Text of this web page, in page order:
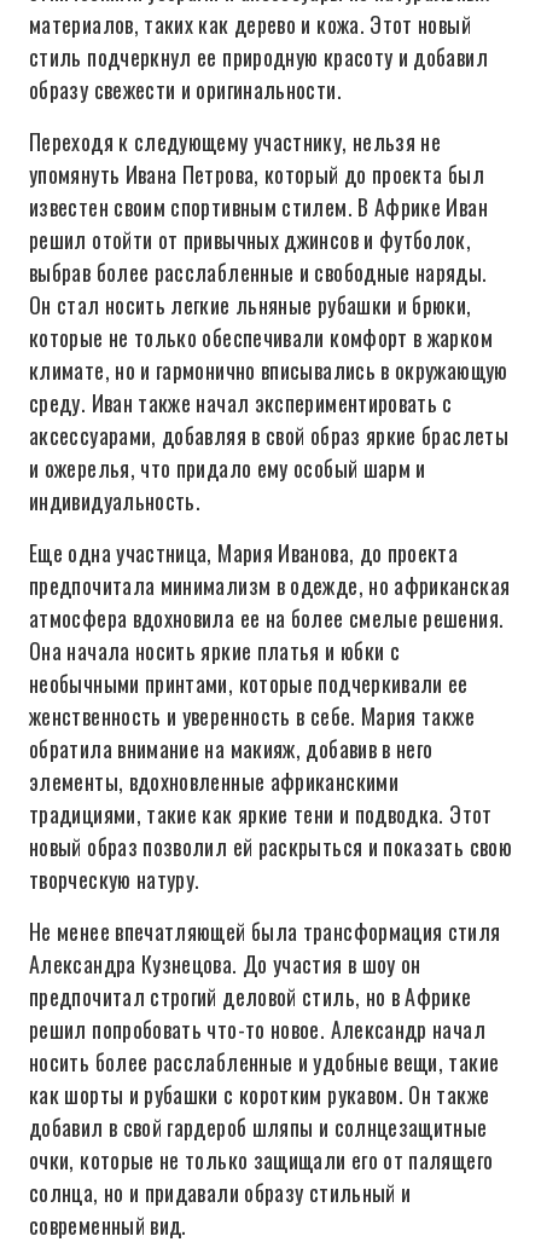
материалов, таких как дерево и кожа. Этот новый
стиль подчеркнул ее природную красоту и добавил
образу свежести и оригинальности.
Переходя к следующему участнику, нельзя не
упомянуть Ивана Петрова, который до проекта был
известен своим спортивным стилем. В Африке Иван
решил отойти от привычных джинсов и футболок,
выбрав более расслабленные и свободные наряды.
Он стал носить легкие льняные рубашки и брюки,
которые не только обеспечивали комфорт в жарком
климате, но и гармонично вписывались в окружающую
среду. Иван также начал экспериментировать с
аксессуарами, добавляя в свой образ яркие браслеты
и ожерелья, что придало ему особый шарм и
индивидуальность.
Еще одна участница, Мария Иванова, до проекта
предпочитала минимализм в одежде, но африканская
атмосфера вдохновила ее на более смелые решения.
Она начала носить яркие платья и юбки с
необычными принтами, которые подчеркивали ее
женственность и уверенность в себе. Мария также
обратила внимание на макияж, добавив в него
элементы, вдохновленные африканскими
традициями, такие как яркие тени и подводка. Этот
новый образ позволил ей раскрыться и показать свою
творческую натуру.
Не менее впечатляющей была трансформация стиля
Александра Кузнецова. До участия в шоу он
предпочитал строгий деловой стиль, но в Африке
решил попробовать что-то новое. Александр начал
носить более расслабленные и удобные вещи, такие
как шорты и рубашки с коротким рукавом. Он также
добавил в свой гардероб шляпы и солнцезащитные
очки, которые не только защищали его от палящего
солнца, но и придавали образу стильный и
современный вид.